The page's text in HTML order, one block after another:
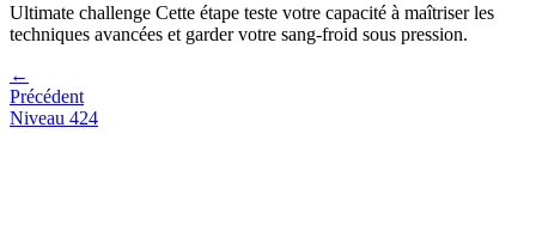
Ultimate challenge Cette étape teste votre capacité à maîtriser les
techniques avancées et garder votre sang-froid sous pression.
←
Précédent
Niveau 424